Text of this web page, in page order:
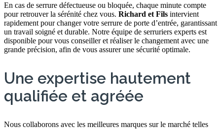
En cas de serrure défectueuse ou bloquée, chaque minute compte
pour retrouver la sérénité chez vous. Richard et Fils intervient
rapidement pour changer votre serrure de porte d’entrée, garantissant
un travail soigné et durable. Notre équipe de serruriers experts est
disponible pour vous conseiller et réaliser le changement avec une
grande précision, afin de vous assurer une sécurité optimale.
Une expertise hautement
qualifiée et agréée
Nous collaborons avec les meilleures marques sur le marché telles